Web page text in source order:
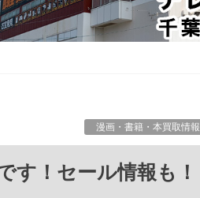
漫画・書籍・本買取情報
す！セール情報も！